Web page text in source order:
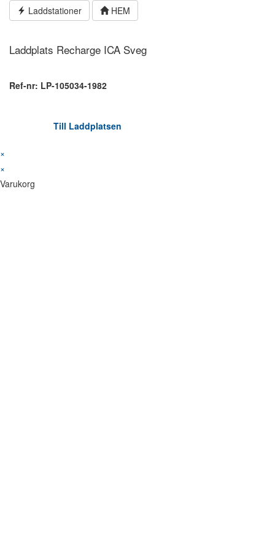
Hoppa Laddstationer HEM
Laddplats Recharge ICA Sveg
Ref-nr: LP-105034-1982
Till Laddplatsen
×
×
Varukorg